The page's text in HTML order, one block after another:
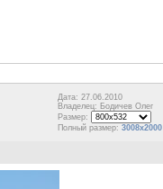
Дата: 27.06.2010
Владелец: Бодичев Олег
Размер:
Полный размер: 3008x2000